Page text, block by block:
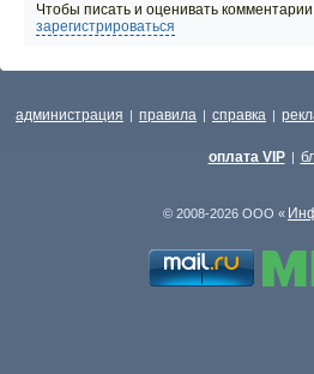
Чтобы писать и оценивать
зарегистрироваться
администрация | правила | справка |
оплата VIP |
© 2008-2026 ООО «